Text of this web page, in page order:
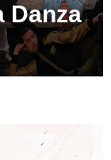
Danza